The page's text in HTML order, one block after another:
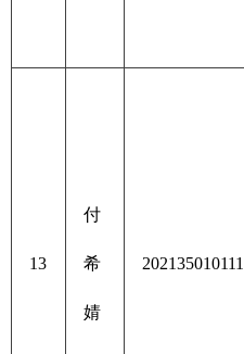
13
付
希
婧
202135010111